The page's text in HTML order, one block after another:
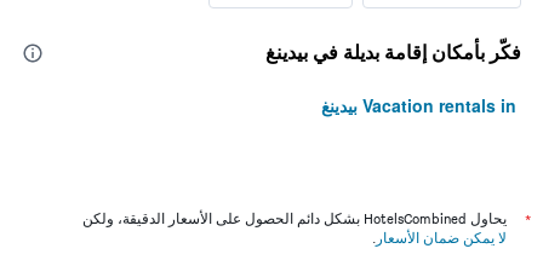
فكّر بأمكان إقامة بديلة في بيدينغ
Vacation rentals in بيدينغ
*
يحاول HotelsCombined بشكل دائم الحصول على الأسعار الدقيقة، ولكن
لا يمكن ضمان الأسعار .